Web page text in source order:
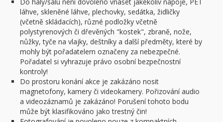
láhve, skleněné láhve, plechovky, sedátka, židličky
(včetně skládacích), různé podložky včetně
polystyrenových či dřevěných "kostek", zbraně, nože,
nůžky, tyče na vlajky, deštníky a další předměty, které by
mohly být pořadatelem označeny za nebezpečné.
Pořadatel si vyhrazuje právo osobní bezpečnostní
kontroly!
Do prostoru konání akce je zakázáno nosit
magnetofony, kamery či videokamery. Pořizování audio
a videozáznamů je zakázáno! Porušení tohoto bodu
může být klasifikováno jako trestný čin!